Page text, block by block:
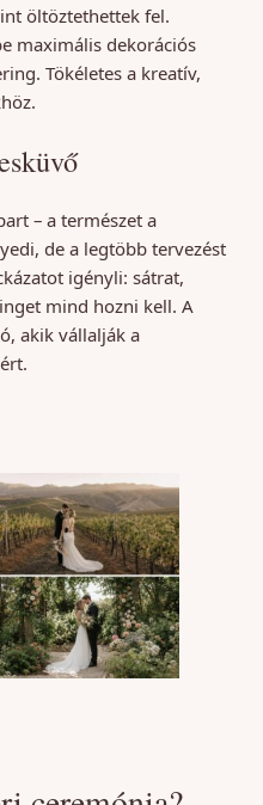
öltöztethettek fel.
maximális dekorációs
Tökéletes a kreatív,
– a természet a
de a legtöbb tervezést
igényli: sátrat,
mind hozni kell. A
akik vállalják a